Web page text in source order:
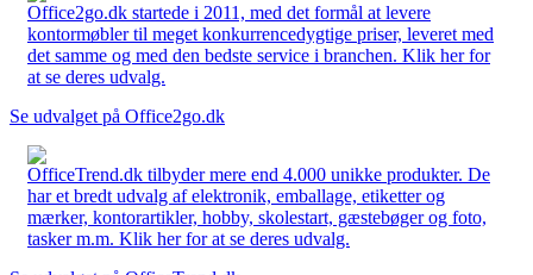
Office2go.dk startede i 2011, med det formål at levere
kontormøbler til meget konkurrencedygtige priser, leveret med
det samme og med den bedste service i branchen. Klik her for
at se deres udvalg.
Se udvalget på Office2go.dk
OfficeTrend.dk tilbyder mere end 4.000 unikke produkter. De
har et bredt udvalg af elektronik, emballage, etiketter og
mærker, kontorartikler, hobby, skolestart, gæstebøger og foto,
tasker m.m. Klik her for at se deres udvalg.